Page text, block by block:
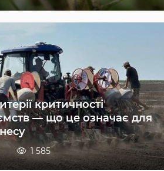
критичності
— що це означає для
1 585